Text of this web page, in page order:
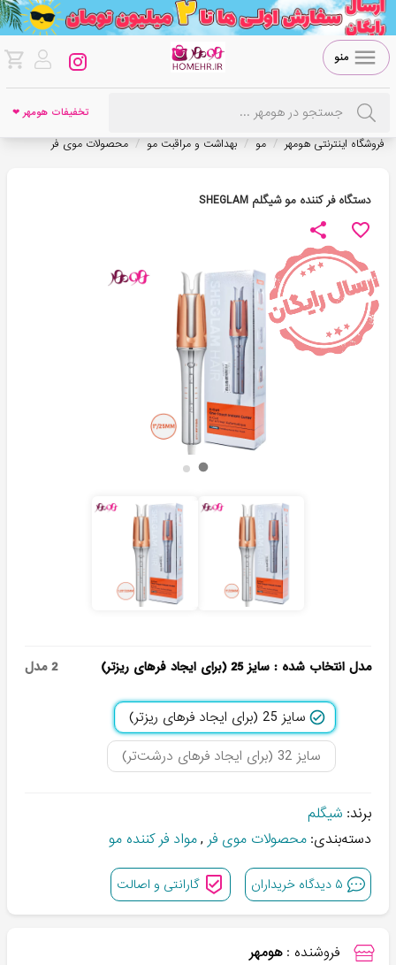
منو
تخفیفات هومهر ❤
فروشگاه اینترنتی هومهر / مو / بهداشت و مراقبت مو / محصولات موی فر
دستگاه فر کننده مو شیگلم SHEGLAM
مدل انتخاب شده : سایز 25 (برای ایجاد فرهای ریزتر) 2 مدل
سایز 25 (برای ایجاد فرهای ریزتر)
سایز 32 (برای ایجاد فرهای درشت‌تر)
برند: شیگلم
دسته‌بندی: محصولات موی فر ,مواد فر کننده مو
۵ دیدگاه خریداران گارانتی و اصالت
فروشنده : هومهر